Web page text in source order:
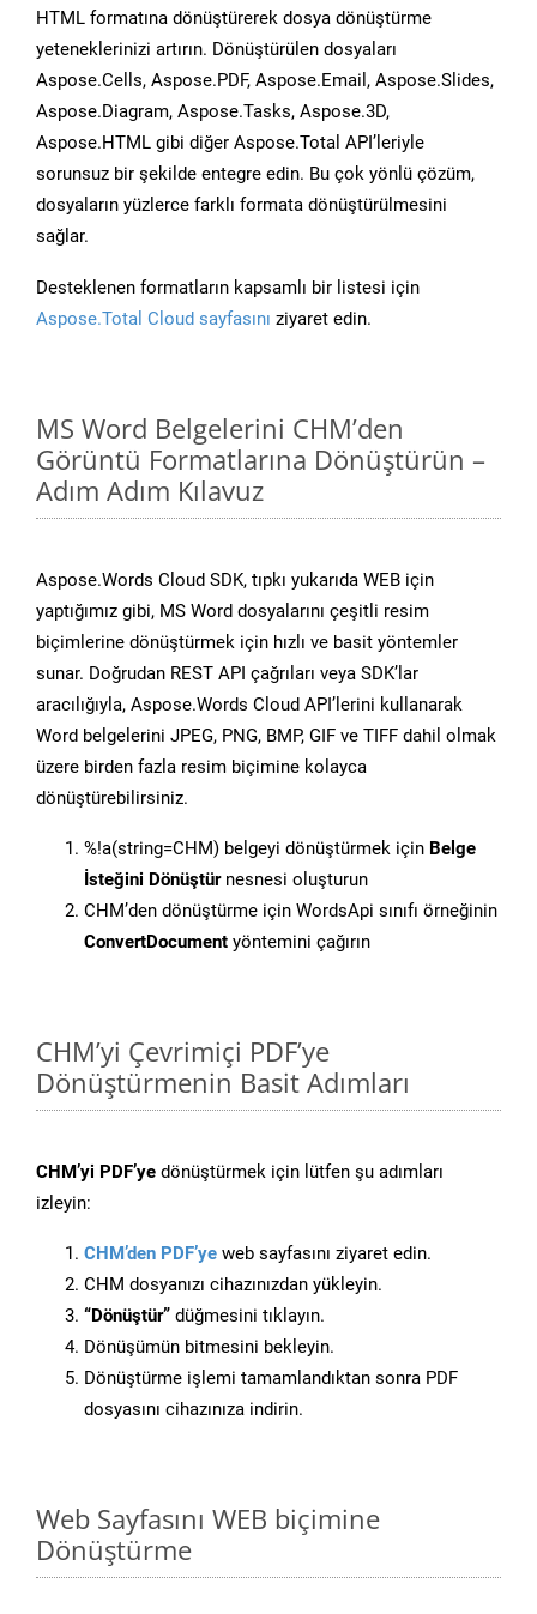
HTML formatına dönüştürerek dosya dönüştürme
yeteneklerinizi artırın. Dönüştürülen dosyaları
Aspose.Cells, Aspose.PDF, Aspose.Email, Aspose.Slides,
Aspose.Diagram, Aspose.Tasks, Aspose.3D,
Aspose.HTML gibi diğer Aspose.Total API’leriyle
sorunsuz bir şekilde entegre edin. Bu çok yönlü çözüm,
dosyaların yüzlerce farklı formata dönüştürülmesini
sağlar.
Desteklenen formatların kapsamlı bir listesi için
Aspose.Total Cloud sayfasını ziyaret edin.
MS Word Belgelerini CHM’den
Görüntü Formatlarına Dönüştürün –
Adım Adım Kılavuz
Aspose.Words Cloud SDK, tıpkı yukarıda WEB için
yaptığımız gibi, MS Word dosyalarını çeşitli resim
biçimlerine dönüştürmek için hızlı ve basit yöntemler
sunar. Doğrudan REST API çağrıları veya SDK’lar
aracılığıyla, Aspose.Words Cloud API’lerini kullanarak
Word belgelerini JPEG, PNG, BMP, GIF ve TIFF dahil olmak
üzere birden fazla resim biçimine kolayca
dönüştürebilirsiniz.
%!a(string=CHM) belgeyi dönüştürmek için Belge
İsteğini Dönüştürnesnesi oluşturun
CHM’den dönüştürme için WordsApi sınıfı örneğinin
ConvertDocument yöntemini çağırın
CHM’yi Çevrimiçi PDF’ye
Dönüştürmenin Basit Adımları
CHM’yi PDF’ye dönüştürmek için lütfen şu adımları
izleyin:
CHM’den PDF’ye web sayfasını ziyaret edin.
CHM dosyanızı cihazınızdan yükleyin.
“Dönüştür” düğmesini tıklayın.
Dönüşümün bitmesini bekleyin.
Dönüştürme işlemi tamamlandıktan sonra PDF
dosyasını cihazınıza indirin.
Web Sayfasını WEB biçimine
Dönüştürme